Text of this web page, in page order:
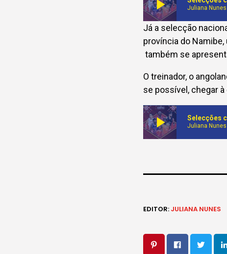
play_arrow Juliana Nunes
Já a selecção
província do
também se
O treinador, o
se possível, chegar
play_arrow Selecções
Juliana Nunes
EDITOR: JULIANA NUNES